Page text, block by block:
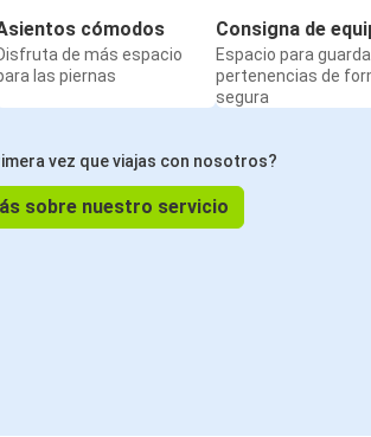
cómodos
de más espacio
las piernas
Consigna de
Espacio para
pertenencias de
segura
vez que viajas con nosotros?
sobre nuestro servicio